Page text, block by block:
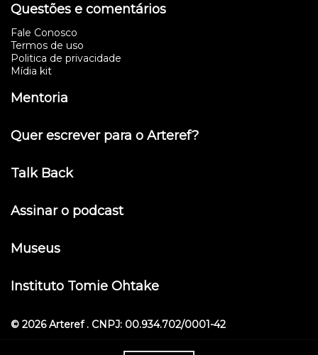
Questões e comentários
Fale Conosco
Termos de uso
Politica de privacidade
Mídia kit
Mentoria
Quer escrever para o Arteref?
Talk Back
Assinar o podcast
Museus
Instituto Tomie Ohtake
© 2026 Arteref . CNPJ: 00.934.702/0001-42